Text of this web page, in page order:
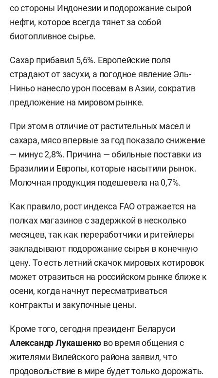
со стороны Индонезии и подорожание сырой
нефти, которое всегда тянет за собой
биотопливное сырье.
Сахар прибавил 5,6%. Европейские поля
страдают от засухи, а погодное явление Эль-
Ниньо нанесло урон посевам в Азии, сократив
предложение на мировом рынке.
При этом в отличие от растительных масел и
сахара, мясо впервые за год показало снижение
— минус 2,8%. Причина — обильные поставки из
Бразилии и Европы, которые насытили рынок.
Молочная продукция подешевела на 0,7%.
Как правило, рост индекса FAO отражается на
полках магазинов с задержкой в несколько
месяцев, так как переработчики и ритейлеры
закладывают подорожание сырья в конечную
цену. То есть летний скачок мировых котировок
может отразиться на российском рынке ближе к
осени, когда начнут пересматриваться
контракты и закупочные цены.
Кроме того, сегодня президент Беларуси
Александр Лукашенко во время общения с
жителями Вилейского района заявил, что
продовольствие в мире будет только дорожать.